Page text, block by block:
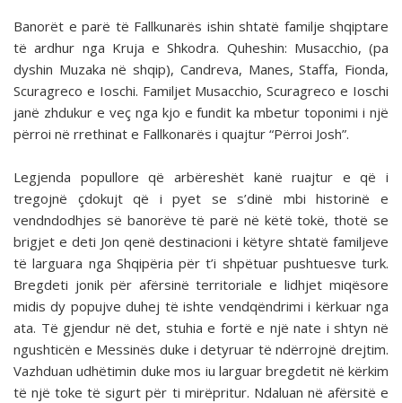
Banorët e parë të Fallkunarës ishin shtatë familje shqiptare
të ardhur nga Kruja e Shkodra. Quheshin: Musacchio, (pa
dyshin Muzaka në shqip), Candreva, Manes, Staffa, Fionda,
Scuragreco e Ioschi. Familjet Musacchio, Scuragreco e Ioschi
janë zhdukur e veç nga kjo e fundit ka mbetur toponimi i një
përroi në rrethinat e Fallkonarës i quajtur “Përroi Josh”.
Legjenda popullore që arbëreshët kanë ruajtur e që i
tregojnë çdokujt që i pyet se s’dinë mbi historinë e
vendndodhjes së banorëve të parë në këtë tokë, thotë se
brigjet e deti Jon qenë destinacioni i këtyre shtatë familjeve
të larguara nga Shqipëria për t’i shpëtuar pushtuesve turk.
Bregdeti jonik për afërsinë territoriale e lidhjet miqësore
midis dy popujve duhej të ishte vendqëndrimi i kërkuar nga
ata. Të gjendur në det, stuhia e fortë e një nate i shtyn në
ngushticën e Messinës duke i detyruar të ndërrojnë drejtim.
Vazhduan udhëtimin duke mos iu larguar bregdetit në kërkim
të një toke të sigurt për ti mirëpritur. Ndaluan në afërsitë e